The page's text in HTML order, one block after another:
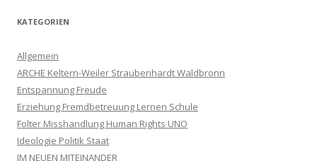
KATEGORIEN
Allgemein
ARCHE Keltern-Weiler Straubenhardt Waldbronn
Entspannung Freude
Erziehung Fremdbetreuung Lernen Schule
Folter Misshandlung Human Rights UNO
Ideologie Politik Staat
IM NEUEN MITEINANDER